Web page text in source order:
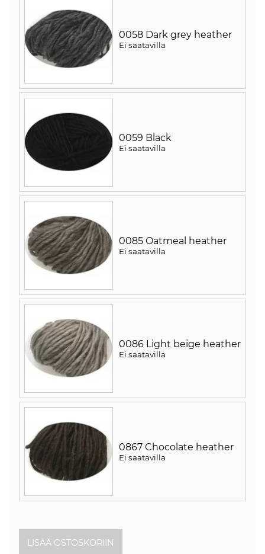
0058 Dark grey heather
Ei saatavilla
0059 Black
Ei saatavilla
0085 Oatmeal heather
Ei saatavilla
0086 Light beige heather
Ei saatavilla
0867 Chocolate heather
Ei saatavilla